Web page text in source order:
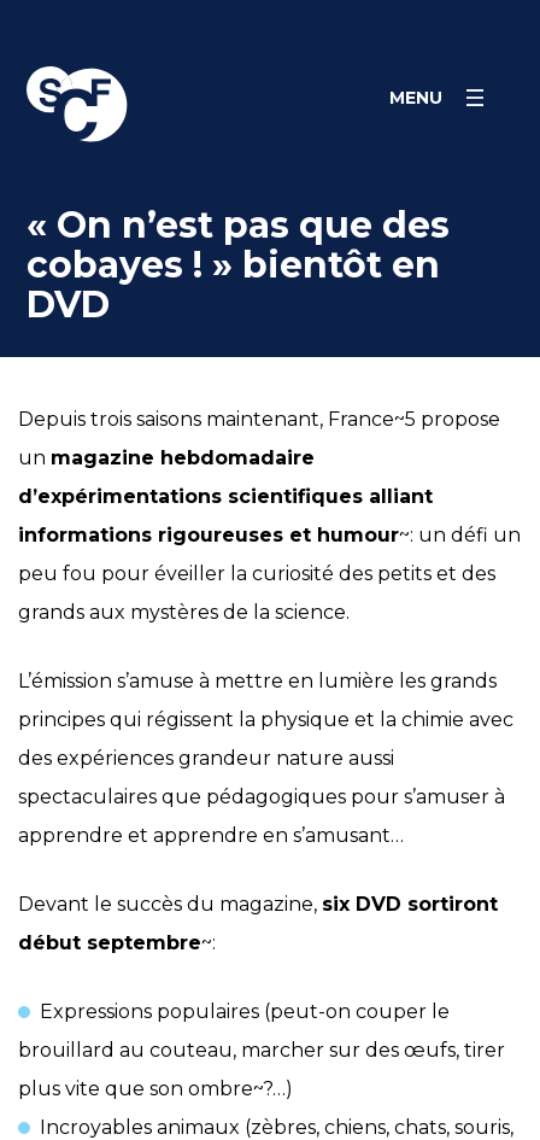
content
MENU
« On n’est pas que des
cobayes ! » bientôt en
DVD
Depuis trois saisons maintenant, France~5 propose
un magazine hebdomadaire
d’expérimentations scientifiques alliant
informations rigoureuses et humour~: un défi un
peu fou pour éveiller la curiosité des petits et des
grands aux mystères de la science.
L’émission s’amuse à mettre en lumière les grands
principes qui régissent la physique et la chimie avec
des expériences grandeur nature aussi
spectaculaires que pédagogiques pour s’amuser à
apprendre et apprendre en s’amusant…
Devant le succès du magazine, six DVD sortiront
début septembre~:
Expressions populaires (peut-on couper le
brouillard au couteau, marcher sur des œufs, tirer
plus vite que son ombre~?…)
Incroyables animaux (zèbres, chiens, chats, souris,